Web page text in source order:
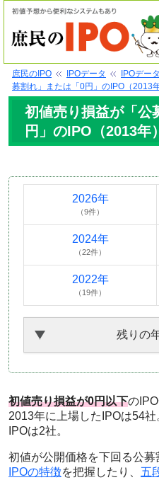
庶民のIPO IPOデータ IPOデー
募割れ」または「0円」のIPO（2013年
初値売り損益が「公
円」のIPO（2013年）
2026年
（9件）
2024年
（22件）
2022年
（19件）
残りの
初値売り損益が0円以下のIPO
2013年に上場したIPOは54
IPOは2社。
初値が公開価格を下回る公募
IPOの特徴を把握したり、 五